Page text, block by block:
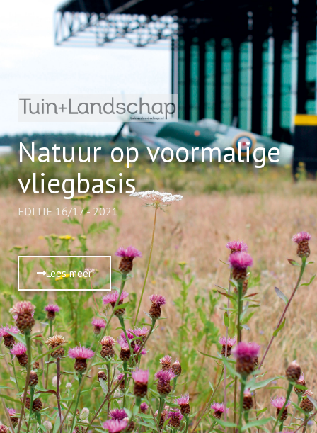
Natuur op voormalige
vliegbasis
EDITIE 16/17 - 2021
Lees meer